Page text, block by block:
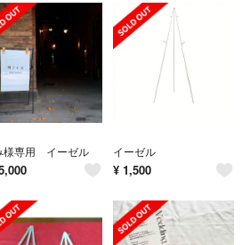
様専用 イーゼル イーゼル
¥ 1,500